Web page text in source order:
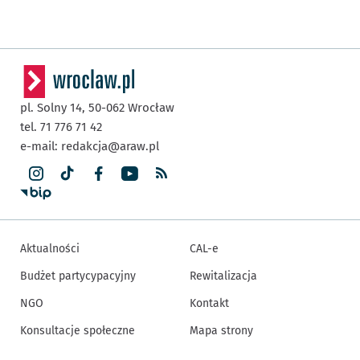
pl. Solny 14, 50-062 Wrocław
tel. 71 776 71 42
e-mail: redakcja@araw.pl
Aktualności
Budżet partycypacyjny
NGO
Konsultacje społeczne
CAL-e
Rewitalizacja
Kontakt
Mapa strony